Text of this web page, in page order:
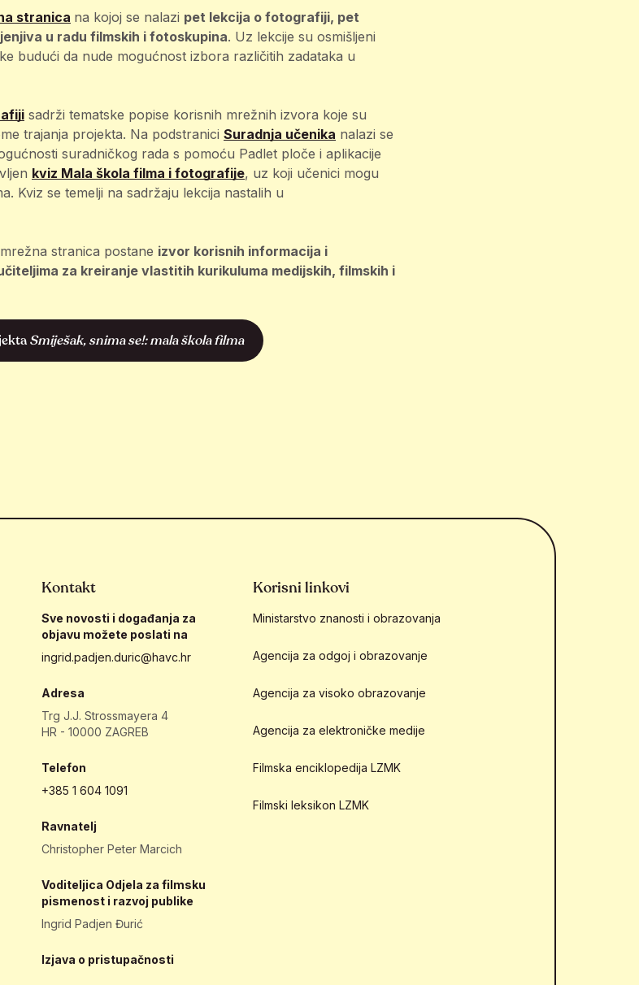
stranica na kojoj se nalazi pet lekcija o fotografiji, pet
u radu filmskih i fotoskupina. Uz lekcije su osmišljeni
budući da nude mogućnost izbora različitih zadataka u
sadrži tematske popise korisnih mrežnih izvora koje su
trajanja projekta. Na podstranici Suradnja učenika nalazi se
suradničkog rada s pomoću Padlet ploče i aplikacije
kviz Mala škola filma i fotografije, uz koji učenici mogu
Kviz se temelji na sadržaju lekcija nastalih u
stranica postane izvor korisnih informacija i
za kreiranje vlastitih kurikuluma medijskih, filmskih i
Smiješak, snima se!: mala škola filma
Kontakt
Sve novosti i događanja za
objavu možete poslati na
ingrid.padjen.duric@havc.hr
Adresa
Trg J.J. Strossmayera 4
HR - 10000 ZAGREB
Telefon
+385 1 604 1091
Ravnatelj
Christopher Peter Marcich
Voditeljica Odjela za filmsku
pismenost i razvoj publike
Ingrid Padjen Đurić
Izjava o pristupačnosti
Korisni linkovi
Ministarstvo znanosti i obrazovanja
Agencija za odgoj i obrazovanje
Agencija za visoko obrazovanje
Agencija za elektroničke medije
Filmska enciklopedija LZMK
Filmski leksikon LZMK